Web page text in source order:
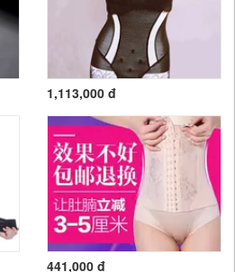
1,113,000 đ
441,000 đ